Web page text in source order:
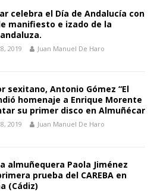
celebra el Día de Andalucía con
manifiesto e izado de la
2019 Juan Manuel De Haro
sexitano, Antonio Gómez “El
homenaje a Enrique Morente
su primer disco en Almuñécar
2019 Juan Manuel De Haro
almuñequera Paola Jiménez
prueba del CAREBA en
(Cádiz)